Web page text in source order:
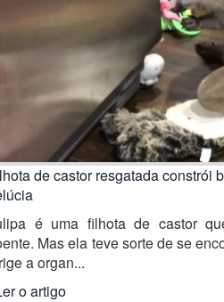
de castor resgatada constrói
é uma filhota de castor
Mas ela teve sorte de se
a organ...
o artigo